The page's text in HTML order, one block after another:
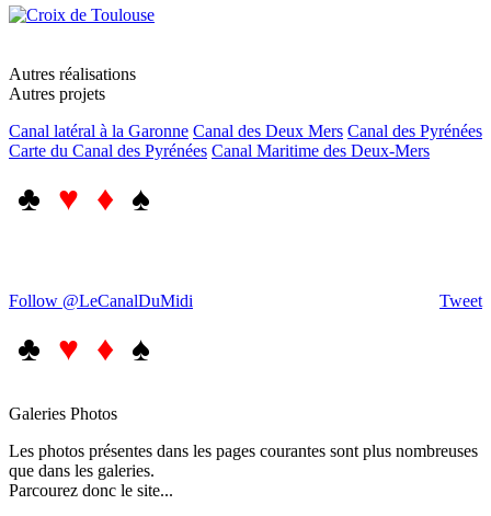
Autres réalisations
Autres projets
Canal latéral à la Garonne Canal des Deux Mers Canal des Pyrénées
Carte du Canal des Pyrénées Canal Maritime des Deux-Mers
♣ ♥ ♦ ♠
Tweet
Follow @LeCanalDuMidi
♣ ♥ ♦ ♠
Galeries Photos
Les photos présentes dans les pages courantes sont plus nombreuses
que dans les galeries.
Parcourez donc le site...